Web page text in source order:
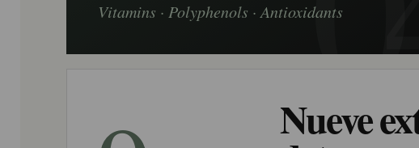
Vitamins · Polyphenols · Antioxidants
Nueve